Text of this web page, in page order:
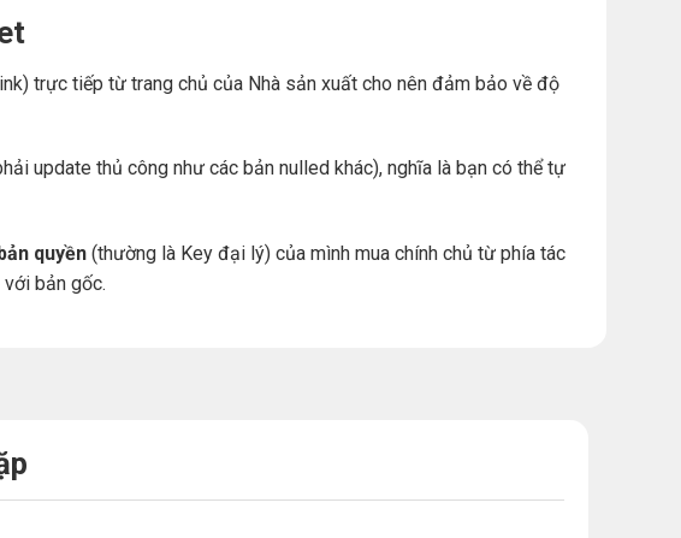
trực tiếp từ trang chủ của Nhà sản xuất cho nên đảm bảo về độ
update thủ công như các bản nulled khác), nghĩa là bạn có thể tự
quyền (thường là Key đại lý) của mình mua chính chủ từ phía tác
bản gốc.